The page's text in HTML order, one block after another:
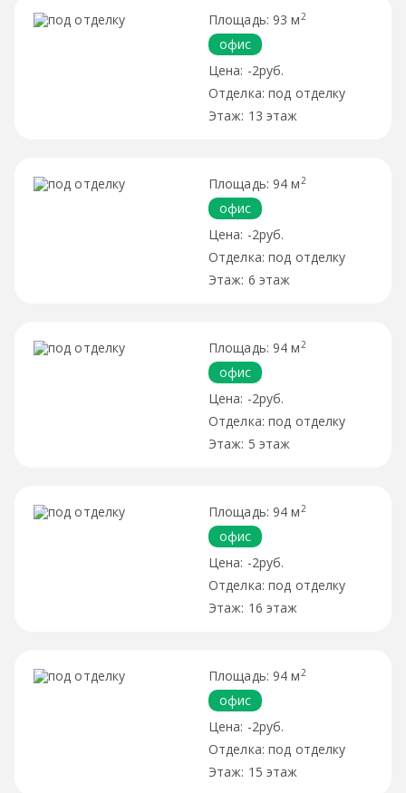
93 м 2
офис
-2руб.
под отделку
13 этаж
94 м 2
офис
-2руб.
под отделку
6 этаж
94 м 2
офис
-2руб.
под отделку
5 этаж
94 м 2
офис
-2руб.
под отделку
16 этаж
94 м 2
офис
-2руб.
под отделку
15 этаж